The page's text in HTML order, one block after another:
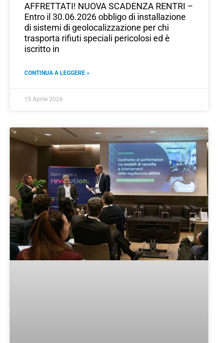
AFFRETTATI! NUOVA SCADENZA RENTRI –
Entro il 30.06.2026 obbligo di installazione
di sistemi di geolocalizzazione per chi
trasporta rifiuti speciali pericolosi ed è
iscritto in
CONTINUA A LEGGERE »
15 Aprile 2026